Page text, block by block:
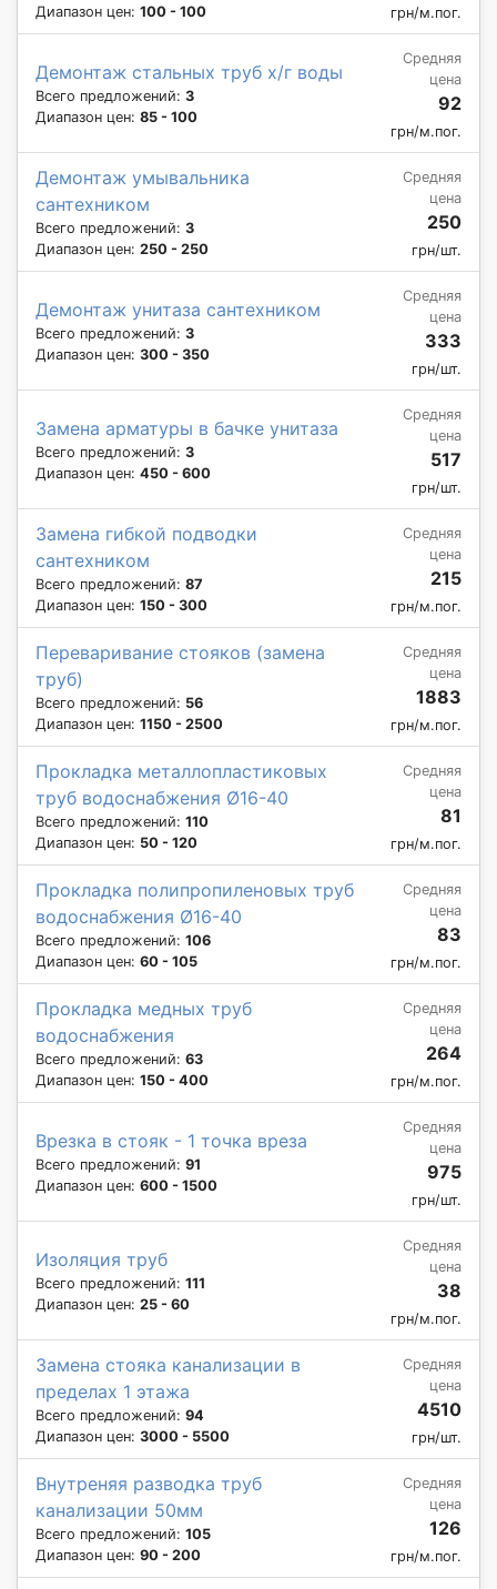
Диапазон цен: 100 - 100 грн/м.пог.
Демонтаж стальных труб х/г воды
Всего предложений: 3
Диапазон цен: 85 - 100
Средняя
цена
92
грн/м.пог.
Демонтаж умывальника
сантехником
Всего предложений: 3
Диапазон цен: 250 - 250
Средняя
цена
250
грн/шт.
Демонтаж унитаза сантехником
Всего предложений: 3
Диапазон цен: 300 - 350
Средняя
цена
333
грн/шт.
Замена арматуры в бачке унитаза
Всего предложений: 3
Диапазон цен: 450 - 600
Средняя
цена
517
грн/шт.
Замена гибкой подводки
сантехником
Всего предложений: 87
Диапазон цен: 150 - 300
Средняя
цена
215
грн/м.пог.
Переваривание стояков (замена
труб)
Всего предложений: 56
Диапазон цен: 1150 - 2500
Средняя
цена
1883
грн/м.пог.
Прокладка металлопластиковых
труб водоснабжения Ø16-40
Всего предложений: 110
Диапазон цен: 50 - 120
Средняя
цена
81
грн/м.пог.
Прокладка полипропиленовых труб
водоснабжения Ø16-40
Всего предложений: 106
Диапазон цен: 60 - 105
Средняя
цена
83
грн/м.пог.
Прокладка медных труб
водоснабжения
Всего предложений: 63
Диапазон цен: 150 - 400
Средняя
цена
264
грн/м.пог.
Врезка в стояк - 1 точка вреза
Всего предложений: 91
Диапазон цен: 600 - 1500
Средняя
цена
975
грн/шт.
Изоляция труб
Всего предложений: 111
Диапазон цен: 25 - 60
Средняя
цена
38
грн/м.пог.
Замена стояка канализации в
пределах 1 этажа
Всего предложений: 94
Диапазон цен: 3000 - 5500
Средняя
цена
4510
грн/шт.
Внутреняя разводка труб
канализации 50мм
Всего предложений: 105
Диапазон цен: 90 - 200
Средняя
цена
126
грн/м.пог.